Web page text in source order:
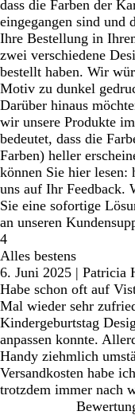
dass die Farben der
eingegangen sind und
Ihre Bestellung in
zwei verschiedene
bestellt haben. Wir
Motiv zu dunkel
Darüber hinaus
wir unsere Produkte
bedeutet, dass die
Farben) heller
können Sie hier
uns auf Ihr Feedback.
Sie eine sofortige
an unseren
4
Alles bestens
6. Juni 2025 | Patricia
Habe schon oft auf
Mal wieder sehr
Kindergeburtstag
anpassen konnte.
Handy ziehmlich
Versandkosten habe
trotzdem immer nach